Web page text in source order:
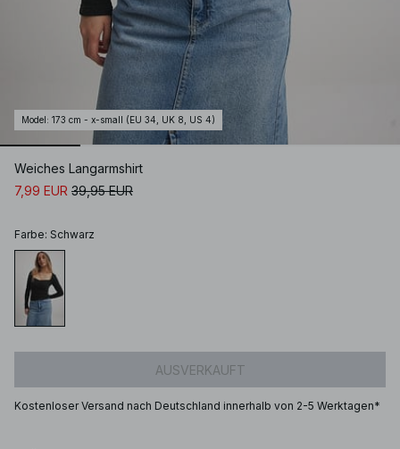
Model : 173 cm - x-small (EU 34, UK 8, US 4)
Weiches Langarmshirt
7,99 EUR 39,95 EUR
Farbe: Schwarz
AUSVERKAUFT
Kostenloser Versand nach Deutschland innerhalb von 2-5 Werktagen*